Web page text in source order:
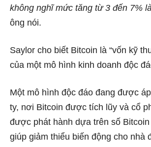
không nghĩ mức tăng từ 3 đến 7%
ông nói.
Saylor cho biết Bitcoin là “vốn kỹ
của một mô hình kinh doanh độc
Một mô hình độc đáo đang được
ty, nơi Bitcoin được tích lũy và cổ
được phát hành dựa trên số
giúp giảm thiểu biến động cho nhà